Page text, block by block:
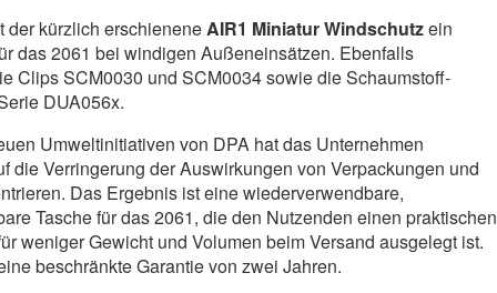
der kürzlich erschienene AIR1 Miniatur Windschutzein
das 2061 bei windigen Außeneinsätzen. Ebenfalls
Clips SCM0030 und SCM0034 sowie die Schaumstoff-
DUA056x.
Umweltinitiativen von DPA hat das Unternehmen
die Verringerung der Auswirkungen von Verpackungen und
Das Ergebnis ist eine wiederverwendbare,
Tasche für das 2061, die den Nutzenden einen praktischen
weniger Gewicht und Volumen beim Versand ausgelegt ist.
beschränkte Garantie von zwei Jahren.